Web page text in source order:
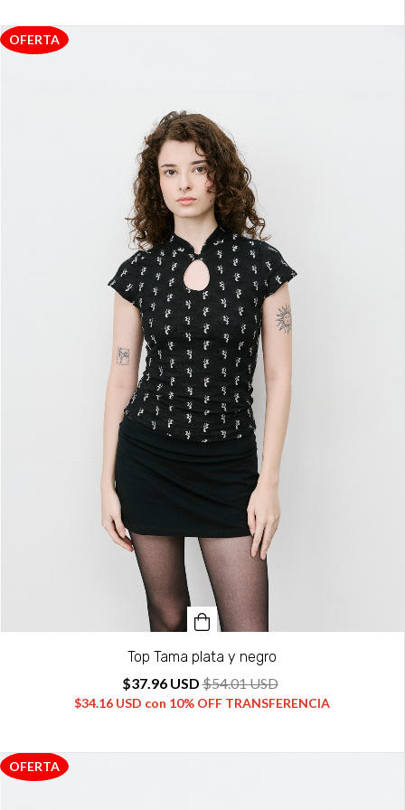
Top Tama plata y negro
$37.96 USD$54.01 USD
$34.16 USD con 10% OFF TRANSFERENCIA